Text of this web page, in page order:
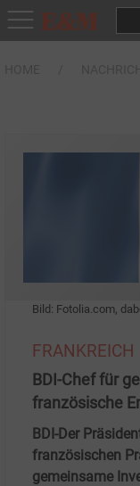
Bild: Fotolia.com,
FRANKREICH
BDI-Chef für
französische
BDI-Der
französischen
gemeinsame